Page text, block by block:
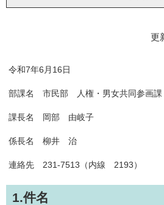
更
令和7年6月16日
部課名 市民部 人権・男女共同参画課
課長名 岡部 由岐子
係長名 柳井 治
連絡先 231-7513（内線 2193）
1.件名